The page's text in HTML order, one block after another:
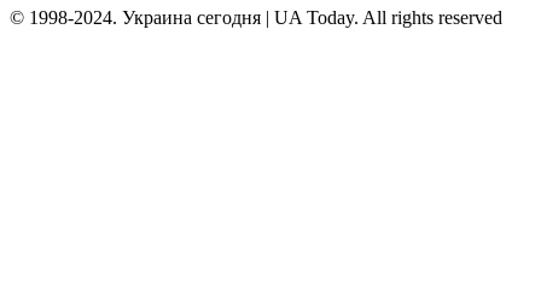
© 1998-2024. Украина сегодня | UA Today. All rights reserved